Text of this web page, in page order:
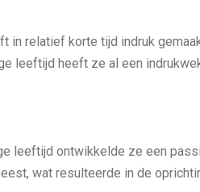
in relatief korte tijd indruk
leeftijd heeft ze al een
leeftijd ontwikkelde ze een
wat resulteerde in de